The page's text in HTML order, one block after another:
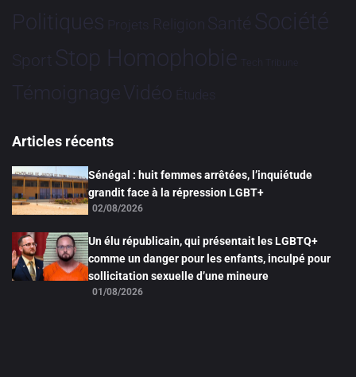
Politiques Projets Religion Santé Société
Sport Stop Homophobie Tech Tribune
TémoignageVidéo Études
Articles récents
Sénégal : huit femmes arrêtées, l’inquiétude
grandit face à la répression LGBT+
02/08/2026
Un élu républicain, qui présentait les LGBTQ+
comme un danger pour les enfants, inculpé pour
sollicitation sexuelle d’une mineure
01/08/2026